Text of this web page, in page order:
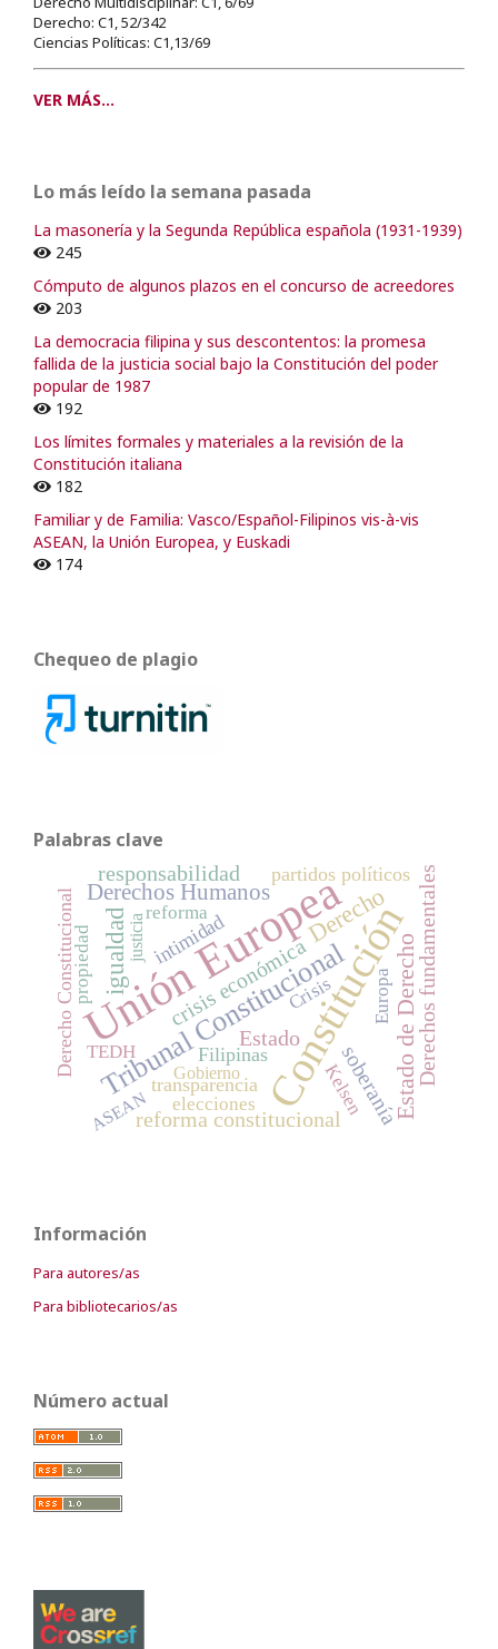
Derecho: C1, 52/342
Ciencias Políticas: C1,13/69
VER MÁS...
Lo más leído la semana pasada
La masonería y la Segunda República española (1931-1939)
245
Cómputo de algunos plazos en el concurso de acreedores
203
La democracia filipina y sus descontentos: la promesa
fallida de la justicia social bajo la Constitución del poder
popular de 1987
192
Los límites formales y materiales a la revisión de la
Constitución italiana
182
Familiar y de Familia: Vasco/Español-Filipinos vis-à-vis
ASEAN, la Unión Europea, y Euskadi
174
Chequeo de plagio
Palabras clave
Unión Europea
Constitución
Tribunal Constitucional
igualdad Estado de Derecho
Derecho
Derechos Humanos
crisis económica
Estado
reforma constitucionalsoberanía
responsabilidad Derechos fundamentales
transparencia
intimidad
Filipinas
Derecho Constitucional
partidos políticos
Crisis
reforma
TEDH
elecciones
Europa
propiedad
Kelsen
Gobierno
ASEAN
justicia
Información
Para autores/as
Para bibliotecarios/as
Número actual